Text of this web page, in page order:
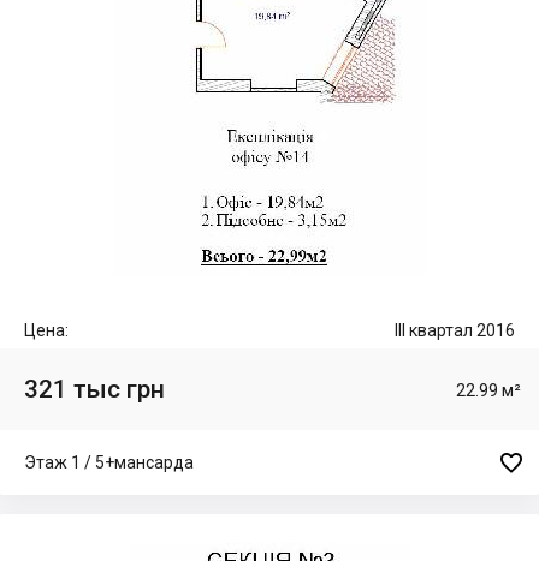
Цена: III квартал 2016
321 тыс грн 22.99 м²
Этаж 1 / 5+мансарда 